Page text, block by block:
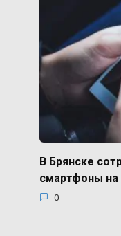
В Брянске
смартфоны на
0